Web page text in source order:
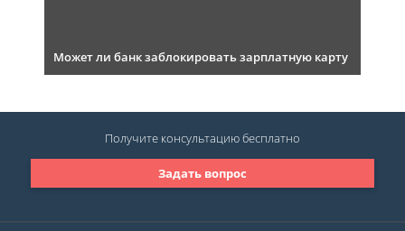
Может ли банк заблокировать зарплатную карту
Задать вопрос
Получите консультациюбесплатно